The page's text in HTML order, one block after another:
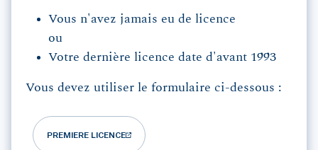
Vous n'avez jamais eu de licence
ou
Votre dernière licence date d'avant 1993
Vous devez utiliser le formulaire ci-dessous :
PREMIERE LICENCE